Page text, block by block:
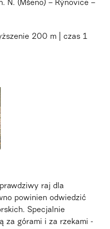
N. (Mšeno) – Rýnovice –
200 m czas 1
raj dla
powinien odwiedzić
Specjalnie
za górami i za rzekami -